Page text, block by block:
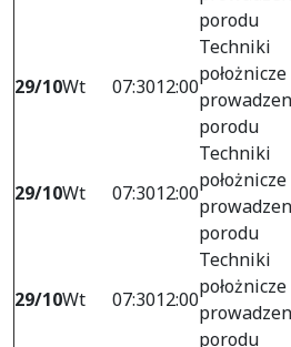
porodu
29/10Wt 07:3012:00
Techniki
położnicze
porodu
29/10Wt 07:3012:00
Techniki
położnicze
porodu
29/10Wt 07:3012:00
Techniki
położnicze
porodu